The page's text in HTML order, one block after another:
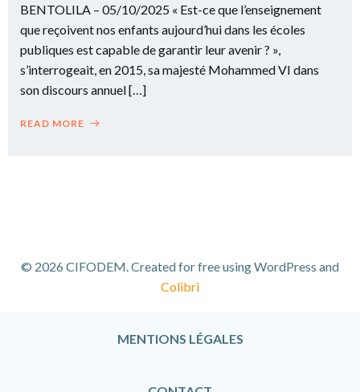
BENTOLILA – 05/10/2025 « Est-ce que l’enseignement
que reçoivent nos enfants aujourd’hui dans les écoles
publiques est capable de garantir leur avenir ? »,
s’interrogeait, en 2015, sa majesté Mohammed VI dans
son discours annuel […]
READ MORE
© 2026 CIFODEM. Created for free using WordPress and
Colibri
MENTIONS LÉGALES